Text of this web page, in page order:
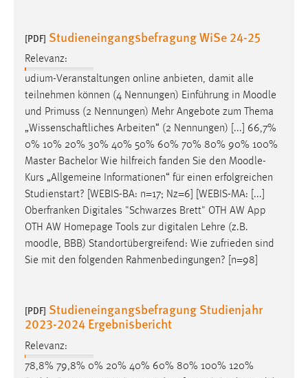
[PDF] Studieneingangsbefragung WiSe 24-25
Relevanz:
udium-Veranstaltungen online anbieten, damit alle
teilnehmen können (4 Nennungen) Einführung in Moodle
und Primuss (2 Nennungen) Mehr Angebote zum Thema
„Wissenschaftliches Arbeiten“ (2 Nennungen) [...] 66,7%
0% 10% 20% 30% 40% 50% 60% 70% 80% 90% 100%
Master Bachelor Wie hilfreich fanden Sie den Moodle-
Kurs „Allgemeine Informationen“ für einen erfolgreichen
Studienstart? [WEBIS-BA: n=17; Nz=6] [WEBIS-MA: [...]
Oberfranken Digitales "Schwarzes Brett" OTH AW App
OTH AW Homepage Tools zur digitalen Lehre (z.B.
moodle, BBB) Standortübergreifend: Wie zufrieden sind
Sie mit den folgenden Rahmenbedingungen? [n=98]
[PDF] Studieneingangsbefragung Studienjahr
2023-2024 Ergebnisbericht
Relevanz:
78,8% 79,8% 0% 20% 40% 60% 80% 100% 120%